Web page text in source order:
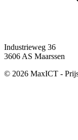
Industrieweg 36
3606 AS Maarssen
© 2026 MaxICT -